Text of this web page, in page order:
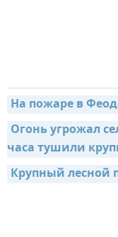
На пожаре в
Огонь угрожал
часа тушили
Крупный лесной